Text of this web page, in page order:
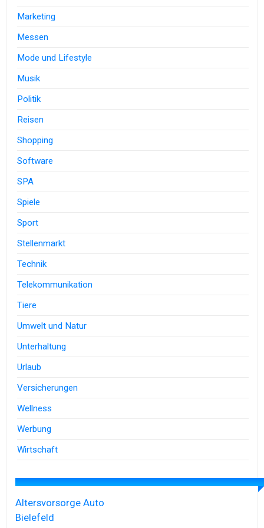
Marketing
Messen
Mode und Lifestyle
Musik
Politik
Reisen
Shopping
Software
SPA
Spiele
Sport
Stellenmarkt
Technik
Telekommunikation
Tiere
Umwelt und Natur
Unterhaltung
Urlaub
Versicherungen
Wellness
Werbung
Wirtschaft
Altersvorsorge Auto
Bielefeld